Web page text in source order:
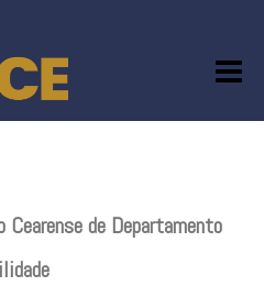
Cearense de Departamento